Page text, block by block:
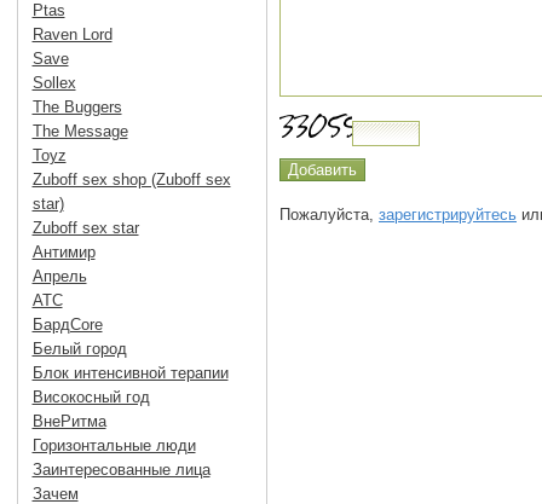
Пожалуйста, зарегистрируйтесь
Ptas
Raven Lord
Save
Sollex
The Buggers
The Message
Toyz
Zuboff sex shop (Zuboff sex
star)
Zuboff sex star
Антимир
Апрель
АТС
БардCore
Белый город
Блок интенсивной терапии
Високосный год
ВнеРитма
Горизонтальные люди
Заинтересованные лица
Зачем